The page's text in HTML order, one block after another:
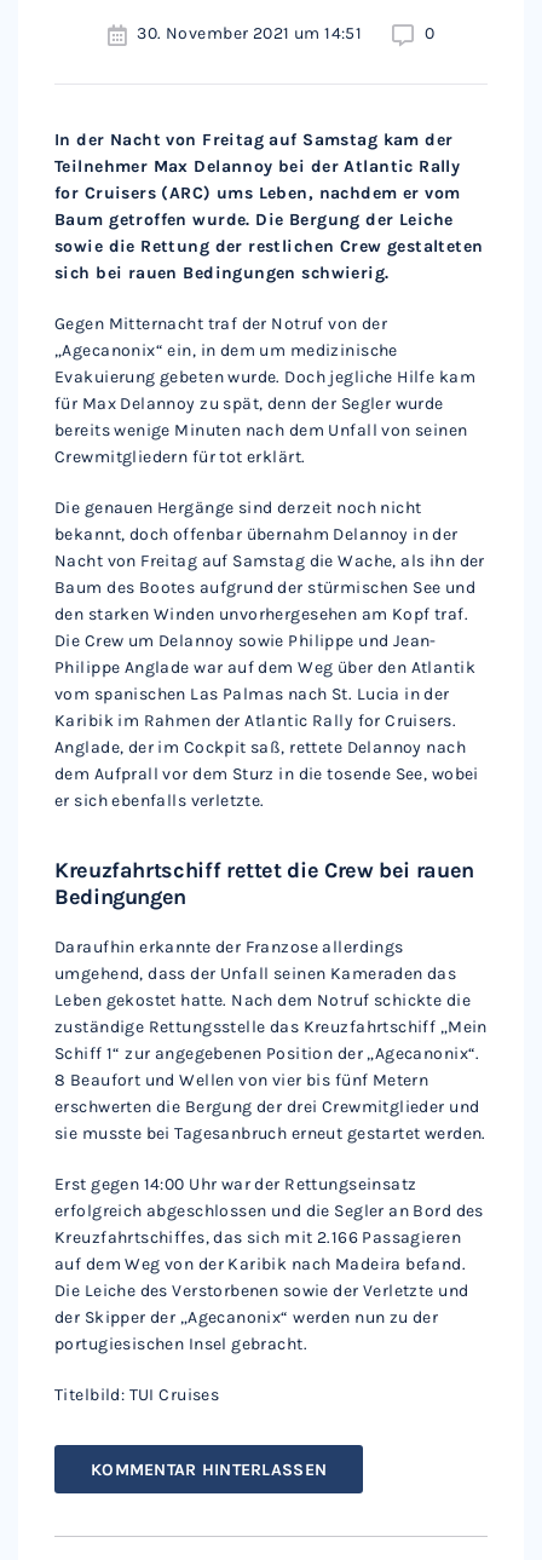
30. November 2021 um 14:51 0
In der Nacht von Freitag auf Samstag kam der
Teilnehmer Max Delannoy bei der Atlantic Rally
for Cruisers (ARC) ums Leben, nachdem er vom
Baum getroffen wurde. Die Bergung der Leiche
sowie die Rettung der restlichen Crew gestalteten
sich bei rauen Bedingungen schwierig.
Gegen Mitternacht traf der Notruf von der
„Agecanonix“ ein, in dem um medizinische
Evakuierung gebeten wurde. Doch jegliche Hilfe kam
für Max Delannoy zu spät, denn der Segler wurde
bereits wenige Minuten nach dem Unfall von seinen
Crewmitgliedern für tot erklärt.
Die genauen Hergänge sind derzeit noch nicht
bekannt, doch offenbar übernahm Delannoy in der
Nacht von Freitag auf Samstag die Wache, als ihn der
Baum des Bootes aufgrund der stürmischen See und
den starken Winden unvorhergesehen am Kopf traf.
Die Crew um Delannoy sowie Philippe und Jean-
Philippe Anglade war auf dem Weg über den Atlantik
vom spanischen Las Palmas nach St. Lucia in der
Karibik im Rahmen der Atlantic Rally for Cruisers.
Anglade, der im Cockpit saß, rettete Delannoy nach
dem Aufprall vor dem Sturz in die tosende See, wobei
er sich ebenfalls verletzte.
Kreuzfahrtschiff rettet die Crew bei rauen
Bedingungen
Daraufhin erkannte der Franzose allerdings
umgehend, dass der Unfall seinen Kameraden das
Leben gekostet hatte. Nach dem Notruf schickte die
zuständige Rettungsstelle das Kreuzfahrtschiff „Mein
Schiff 1“ zur angegebenen Position der „Agecanonix“.
8 Beaufort und Wellen von vier bis fünf Metern
erschwerten die Bergung der drei Crewmitglieder und
sie musste bei Tagesanbruch erneut gestartet werden.
Erst gegen 14:00 Uhr war der Rettungseinsatz
erfolgreich abgeschlossen und die Segler an Bord des
Kreuzfahrtschiffes, das sich mit 2.166 Passagieren
auf dem Weg von der Karibik nach Madeira befand.
Die Leiche des Verstorbenen sowie der Verletzte und
der Skipper der „Agecanonix“ werden nun zu der
portugiesischen Insel gebracht.
Titelbild: TUI Cruises
KOMMENTAR HINTERLASSEN